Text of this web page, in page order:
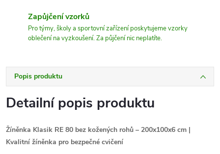
Zapůjčení vzorků
Pro týmy, školy a sportovní zařízení poskytujeme vzorky
oblečení na vyzkoušení. Za půjčení nic neplatíte.
Popis produktu
Detailní popis produktu
Žíněnka Klasik RE 80 bez kožených rohů – 200x100x6 cm |
Kvalitní žíněnka pro bezpečné cvičení